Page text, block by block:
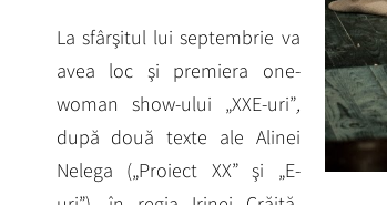
La sfârşitul lui septembrie va
avea loc şi premiera one-
woman show-ului „XXE-uri”,
după două texte ale Alinei
Nelega („Proiect XX” şi „E-